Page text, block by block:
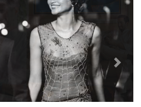
Next